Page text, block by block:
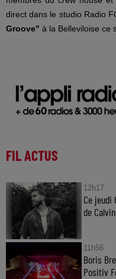
direct dans le studio Radio
Groove" à la Belleviloise ce
FIL ACTUS
12h17
Ce jeudi
de
11h56
Boris
Positiv